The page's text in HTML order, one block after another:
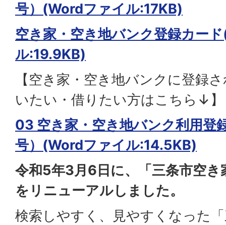
号）(Wordファイル:17KB)
空き家・空き地バンク登録カー
ル:19.9KB)
【空き家・空き地バンクに登録
いたい・借りたい方はこちら↓】
03 空き家・空き地バンク利用登
号）(Wordファイル:14.5KB)
令和5年3月6日に、「三条市空き
をリニューアルしました。
検索しやすく、見やすくなった